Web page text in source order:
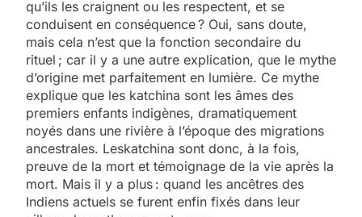
qu’ils les craignent ou les respectent, et se
conduisent en conséquence ? Oui, sans doute,
mais cela n’est que la fonction secondaire du
rituel ; car il y a une autre explication, que le mythe
d’origine met parfaitement en lumière. Ce mythe
explique que les katchina sont les âmes des
premiers enfants indigènes, dramatiquement
noyés dans une rivière à l’époque des migrations
ancestrales. Leskatchina sont donc, à la fois,
preuve de la mort et témoignage de la vie après la
mort. Mais il y a plus : quand les ancêtres des
Indiens actuels se furent enfin fixés dans leur